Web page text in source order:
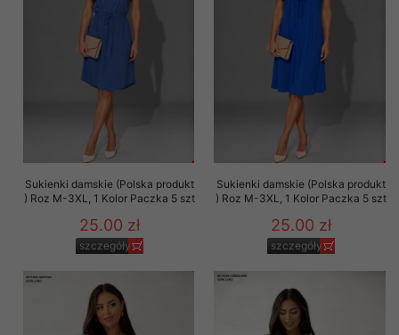
Sukienki damskie (Polska produkt
) Roz M-3XL, 1 Kolor Paczka 5 szt
25.00 zł
szczegóły
Sukienki damskie (Polska produkt
) Roz M-3XL, 1 Kolor Paczka 5 szt
25.00 zł
szczegóły